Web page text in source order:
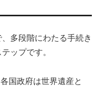
多段階にわたる手続き
ップです。
各国政府は世界遺産と